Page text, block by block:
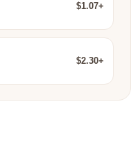
$1.07+
$2.30+